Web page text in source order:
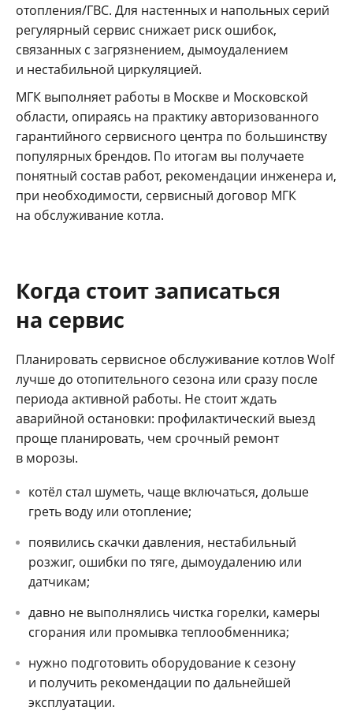
отопления/ГВС. Для настенных и напольных серий
регулярный сервис снижает риск ошибок,
связанных с загрязнением, дымоудалением
и нестабильной циркуляцией.
МГК выполняет работы в Москве и Московской
области, опираясь на практику авторизованного
гарантийного сервисного центра по большинству
популярных брендов. По итогам вы получаете
понятный состав работ, рекомендации инженера и,
при необходимости, сервисный договор МГК
на обслуживание котла.
Когда стоит записаться
на сервис
Планировать сервисное обслуживание котлов Wolf
лучше до отопительного сезона или сразу после
периода активной работы. Не стоит ждать
аварийной остановки: профилактический выезд
проще планировать, чем срочный ремонт
в морозы.
котёл стал шуметь, чаще включаться, дольше
греть воду или отопление;
появились скачки давления, нестабильный
розжиг, ошибки по тяге, дымоудалению или
датчикам;
давно не выполнялись чистка горелки, камеры
сгорания или промывка теплообменника;
нужно подготовить оборудование к сезону
и получить рекомендации по дальнейшей
эксплуатации.